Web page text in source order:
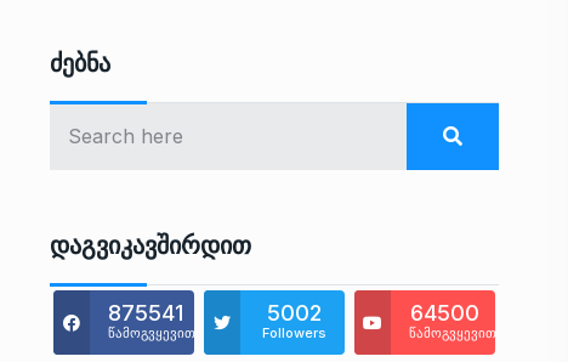
Ძებნა
Დაგვიკავშირდით
875541
წამოგვყევით
5002
Followers
64500
წამოგვყევით